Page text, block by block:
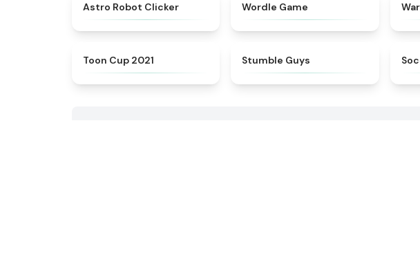
Astro Robot Clicker Wordle Game
Toon Cup 2021 Stumble Guys